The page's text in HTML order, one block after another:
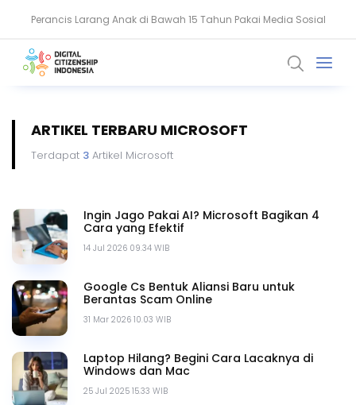
Perancis Larang Anak di Bawah 15 Tahun Pakai Media Sosial
Keamanan Data Jadi Fondasi Ekosistem Kesehatan Digital RI
ARTIKEL TERBARU MICROSOFT
Terdapat 3Artikel Microsoft
14 Jul 2026 09.34 WIB
Ingin Jago Pakai AI? Microsoft Bagikan 4
Cara yang Efektif
31 Mar 2026 10.03 WIB
Google Cs Bentuk Aliansi Baru untuk
Berantas Scam Online
25 Jul 2025 15.33 WIB
Laptop Hilang? Begini Cara Lacaknya di
Windows dan Mac